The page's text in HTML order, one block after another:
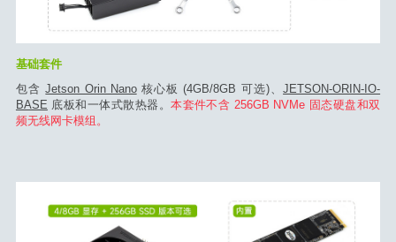
基础套件
包含Jetson Orin Nano核心板 (4GB/8GB 可选)、JETSON-ORIN-IO-
BASE 底板和一体式散热器。本套件不含 256GB NVMe 固态硬盘和双
频无线网卡模组。